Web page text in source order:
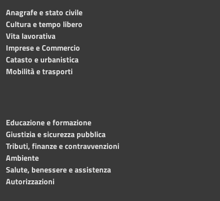
Anagrafe e stato civile
Cultura e tempo libero
Vita lavorativa
Imprese e Commercio
Catasto e urbanistica
Mobilità e trasporti
Educazione e formazione
Giustizia e sicurezza pubblica
Tributi, finanze e contravvenzioni
Ambiente
Salute, benessere e assistenza
Autorizzazioni